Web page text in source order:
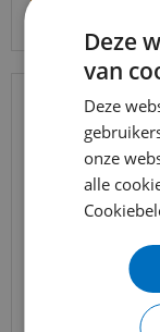
Thomsit PVC
In
t/m 14
echter
gewend
Voor
Deze
van
Deze
onze
alle